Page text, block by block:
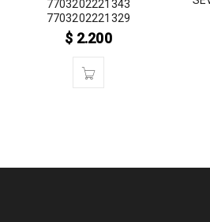
7703202221343
7703202221329
$ 2.200